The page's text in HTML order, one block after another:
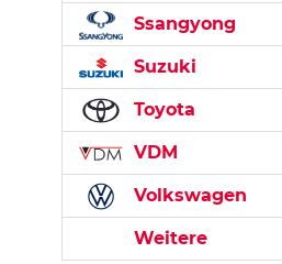
Ssangyong
Suzuki
Toyota
VDM
Volkswagen
Weitere